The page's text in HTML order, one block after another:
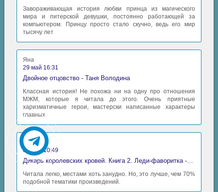
Завораживающая история любви принца из магического
мира и питерской девушки, постоянно работающей за
компьютером. Принцу просто стало скучно, ведь его мир
тысячу лет
Яна
29 май 16:31
Двойное отцовство - Таня Володина
Классная история! Не похожа ни на одну про отношения
МЖМ, которые я читала до этого. Очень приятные
харизматичные герои, мастерски написанные характеры
главных
Аида
06 май 10:49
Дикарь королевских кровей. Книга 2. Леди-фаворитка - Анна Сергеевна Гаврилова
Читала легко, местами хоть занудно. Но, это лучше, чем 70%
подобной тематики произведений.